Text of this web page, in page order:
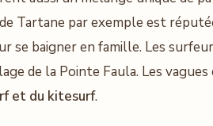
Tartane par exemple est
se baigner en famille. Les
de la Pointe Faula. Les vagues
et du kitesurf.